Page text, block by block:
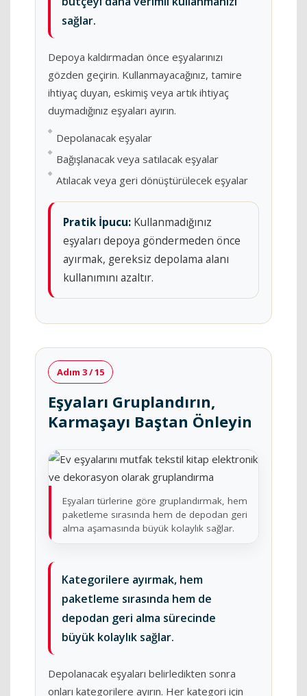
sağlar.
Depoya kaldırmadan önce eşyalarınızı
gözden geçirin. Kullanmayacağınız, tamire
ihtiyaç duyan, eskimiş veya artık ihtiyaç
duymadığınız eşyaları ayırın.
Depolanacak eşyalar
Bağışlanacak veya satılacak eşyalar
Atılacak veya geri dönüştürülecek eşyalar
Pratik İpucu: Kullanmadığınız
eşyaları depoya göndermeden önce
ayırmak, gereksiz depolama alanı
kullanımını azaltır.
Adım 3 / 15
Eşyaları Gruplandırın,
Karmaşayı Baştan Önleyin
Eşyaları türlerine göre gruplandırmak, hem
paketleme sırasında hem de depodan geri
alma aşamasında büyük kolaylık sağlar.
Kategorilere ayırmak, hem
paketleme sırasında hem de
depodan geri alma sürecinde
büyük kolaylık sağlar.
Depolanacak eşyaları belirledikten sonra
onları kategorilere ayırın. Her kategori için